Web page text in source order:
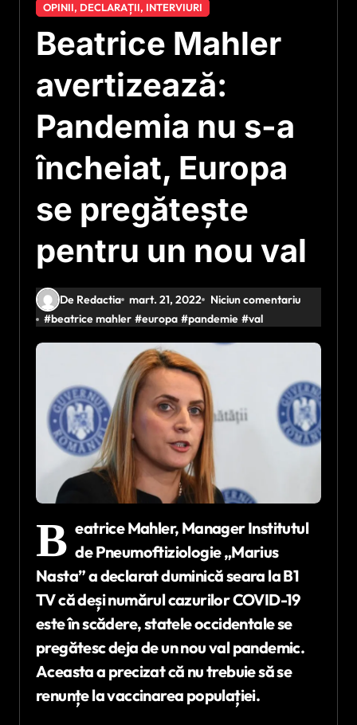
OPINII, DECLARAȚII, INTERVIURI
Beatrice Mahler
avertizează:
Pandemia nu s-a
încheiat, Europa
se pregătește
pentru un nou val
De Redactia mart. 21, 2022
Niciun comentariu
#beatrice mahler #europa #pandemie #val
B eatrice Mahler, Manager Institutul
de Pneumoftiziologie „Marius
Nasta” a declarat duminică seara la B1
TV că deși numărul cazurilor COVID-19
este în scădere, statele occidentale se
pregătesc deja de un nou val pandemic.
Aceasta a precizat că nu trebuie să se
renunțe la vaccinarea populației.